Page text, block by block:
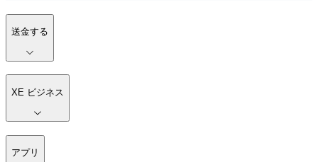
送金する
XE ビジネス
アプリ